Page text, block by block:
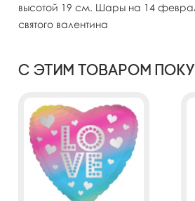
высотой 19 см. Шары на 14
святого валентина
С этим товаром